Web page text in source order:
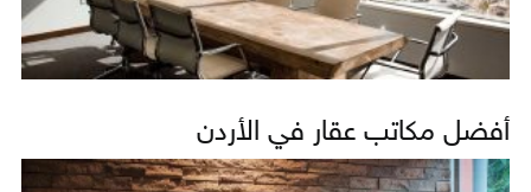
أفضل مكاتب عقار في الأردن